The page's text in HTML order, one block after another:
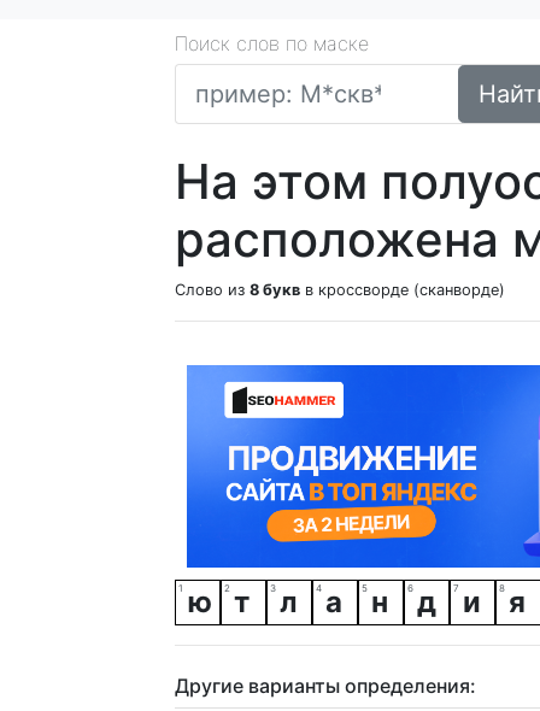
Поиск слов по маске
На этом
расположена
Слово из 8 букв в кроссворде (сканворде)
ю т л а н д и я
Другие варианты определения: